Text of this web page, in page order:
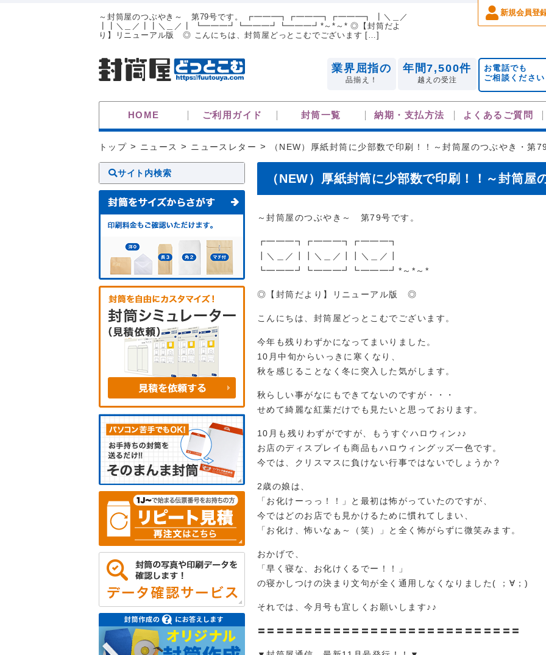
～封筒屋のつぶやき～ 第79号です。 ┏━━━┓┏━━━┓┏━━━┓ ┃＼＿／
┃┃＼＿／┃┃＼＿／┃ ┗━━━┛┗━━━┛┗━━━┛*～*～* ◎【封筒だよ
り】リニューアル版 ◎ こんにちは、封筒屋どっとこむでございます […]
新規会員登
業界屈指の
品揃え！
年間7,500件
越えの受注
お電話でも
ご相談ください
HOME ご利用ガイド 封筒一覧 納期・支払方法 よくあるご質問
トップ > ニュース > ニュースレター > （NEW）厚紙封筒に少部数で印刷！！～封筒屋のつぶやき・第
（NEW）厚紙封筒に少部数で印刷！！～封筒
～封筒屋のつぶやき～ 第79号です。
┏━━━┓┏━━━┓┏━━━┓
┃＼＿／┃┃＼＿／┃┃＼＿／┃
┗━━━┛┗━━━┛┗━━━┛*～*～*
◎【封筒だより】リニューアル版 ◎
こんにちは、封筒屋どっとこむでございます。
今年も残りわずかになってまいりました。
10月中旬からいっきに寒くなり、
秋を感じることなく冬に突入した気がします。
秋らしい事がなにもできてないのですが・・・
せめて綺麗な紅葉だけでも見たいと思っております。
10月も残りわずがですが、もうすぐハロウィン♪♪
お店のディスプレイも商品もハロウィングッズ一色です。
今では、クリスマスに負けない行事ではないでしょうか？
2歳の娘は、
「お化けーっっ！！」と最初は怖がっていたのですが、
今ではどのお店でも見かけるために慣れてしまい、
「お化け、怖いなぁ～（笑）」と全く怖がらずに微笑みます。
おかげで、
「早く寝な、お化けくるでー！！」
の寝かしつけの決まり文句が全く通用しなくなりました( ；∀；)
それでは、今月号も宜しくお願いします♪♪
〓〓〓〓〓〓〓〓〓〓〓〓〓〓〓〓〓〓〓〓〓〓〓〓〓〓〓〓
サイト内検索